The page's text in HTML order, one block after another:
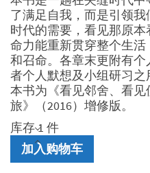
了满足自我，而是引领
时代的需要，看见那原
命力能重新贯穿整个生
和召命。各章末更附有
者个人默想及小组研习之
本书为《看见邻舍、看见
旅》（2016）增修版。
库存 1 件
见
加入购物车